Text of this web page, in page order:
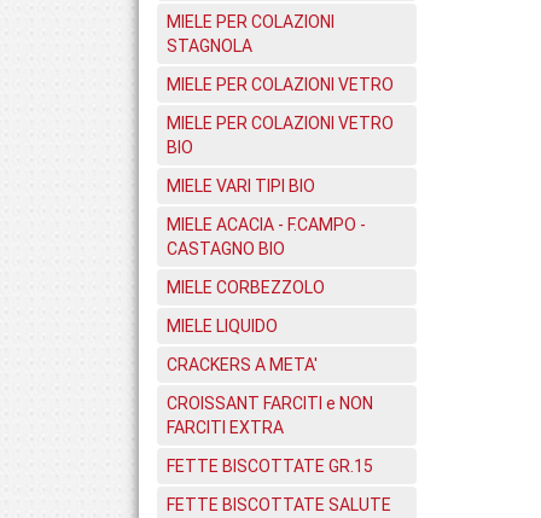
MIELE PER COLAZIONI
STAGNOLA
MIELE PER COLAZIONI VETRO
MIELE PER COLAZIONI VETRO
BIO
MIELE VARI TIPI BIO
MIELE ACACIA - F.CAMPO -
CASTAGNO BIO
MIELE CORBEZZOLO
MIELE LIQUIDO
CRACKERS A META'
CROISSANT FARCITI e NON
FARCITI EXTRA
FETTE BISCOTTATE GR.15
FETTE BISCOTTATE SALUTE